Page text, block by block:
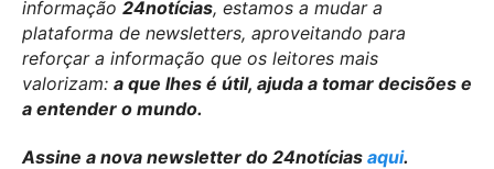
informação 24notícias, estamos a mudar a
plataforma de newsletters, aproveitando para
reforçar a informação que os leitores mais
valorizam: a que lhes é útil, ajuda a tomar decisões e
a entender o mundo.
Assine a nova newsletter do 24notícias aqui.